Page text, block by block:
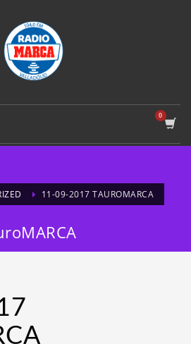
11-09-2017 TAUROMARCA